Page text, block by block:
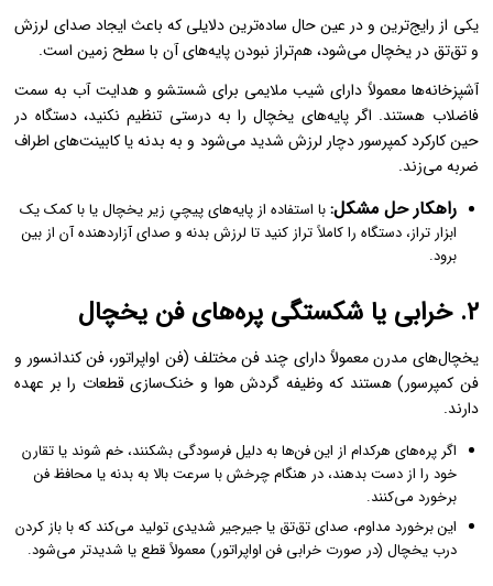
یکی از رایج‌ترین و در عین حال ساده‌ترین دلایلی که باعث ایجاد صدای لرزش
و تق‌تق در یخچال می‌شود، هم‌تراز نبودن پایه‌های آن با سطح زمین است.
آشپزخانه‌ها معمولاً دارای شیب ملایمی برای شستشو و هدایت آب به سمت
فاضلاب هستند. اگر پایه‌های یخچال را به درستی تنظیم نکنید، دستگاه در
حین کارکرد کمپرسور دچار لرزش شدید می‌شود و به بدنه یا کابینت‌های اطراف
ضربه می‌زند.
راهکار حل مشکل:با استفاده از پایه‌های پیچیِ زیر یخچال یا با کمک یک
ابزار تراز، دستگاه را کاملاً تراز کنید تا لرزش بدنه و صدای آزاردهنده آن از بین
برود.
۲. خرابی یا شکستگی پره‌های فن یخچال
یخچال‌های مدرن معمولاً دارای چند فن مختلف (فن اواپراتور، فن کندانسور و
فن کمپرسور) هستند که وظیفه گردش هوا و خنک‌سازی قطعات را بر عهده
دارند.
اگر پره‌های هرکدام از این فن‌ها به دلیل فرسودگی بشکنند، خم شوند یا تقارن
خود را از دست بدهند، در هنگام چرخش با سرعت بالا به بدنه یا محافظ فن
برخورد می‌کنند.
این برخورد مداوم، صدای تق‌تق یا جیرجیر شدیدی تولید می‌کند که با باز کردن
درب یخچال (در صورت خرابی فن اواپراتور) معمولاً قطع یا شدیدتر می‌شود.